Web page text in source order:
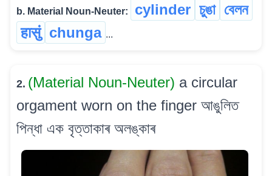
b. Material Noun-Neuter: cylinder চুঙা বেলন
हासुं chunga ...
2. (Material Noun-Neuter) a circular
orgament worn on the finger আঙুলিত
পিন্ধা এক বৃত্তাকাৰ অলঙ্কাৰ